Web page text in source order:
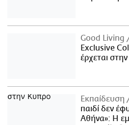
Good Living
Exclusive
έρχεται
Εκπαίδευση
παιδί δεν
Αθήνα»: Η